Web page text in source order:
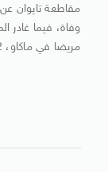
مريضا في ماكاو، 462 مريضا في تايوان، بعد تماثلهم للشفاء.